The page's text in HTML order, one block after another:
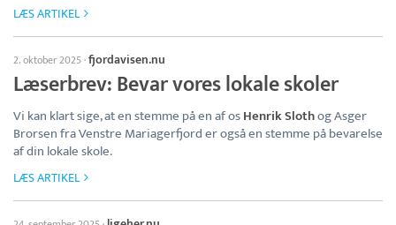
LÆS ARTIKEL
2. oktober 2025·fjordavisen.nu
Læserbrev: Bevar vores lokale skoler
Vi kan klart sige, at en stemme på en af osHenrik Slothog Asger
Brorsen fra Venstre Mariagerfjord er også en stemme på bevarelse
af din lokale skole.
LÆS ARTIKEL